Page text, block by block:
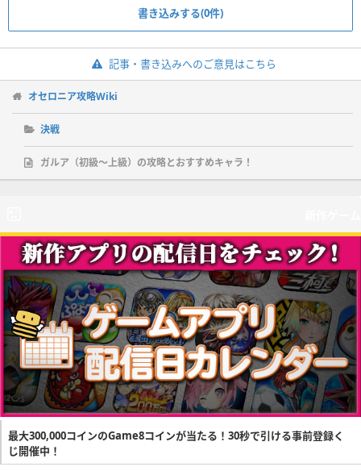
書き込みする(0件)
記事・書き込みへのご意見はこちら
オセロニア攻略Wiki
決戦
ガルア（初級〜上級）の攻略とおすすめキャラ！
最大300,000コインのGame8コインが当たる！30秒で引ける事前登録く
じ開催中！